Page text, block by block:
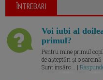
ÎNTREBARI
Voi iubi al
primul?
Pentru mine primul
de așteptări și o
Sunt însărc... |